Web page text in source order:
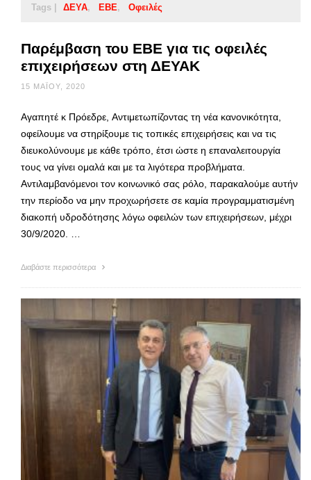
Tags | ΔΕΥΑ ΕΒΕ Οφειλές
Παρέμβαση του ΕΒΕ για τις οφειλές
επιχειρήσεων στη ΔΕΥΑΚ
15 ΜΑΪ́ΟΥ, 2020
Αγαπητέ κ Πρόεδρε, Αντιμετωπίζοντας τη νέα κανονικότητα,
οφείλουμε να στηρίξουμε τις τοπικές επιχειρήσεις και να τις
διευκολύνουμε με κάθε τρόπο, έτσι ώστε η επαναλειτουργία
τους να γίνει ομαλά και με τα λιγότερα προβλήματα.
Αντιλαμβανόμενοι τον κοινωνικό σας ρόλο, παρακαλούμε αυτήν
την περίοδο να μην προχωρήσετε σε καμία προγραμματισμένη
διακοπή υδροδότησης λόγω οφειλών των επιχειρήσεων, μέχρι
30/9/2020. …
Διαβάστε περισσότερα